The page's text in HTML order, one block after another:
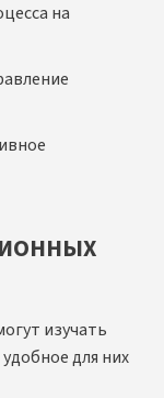
на
изучать
для них